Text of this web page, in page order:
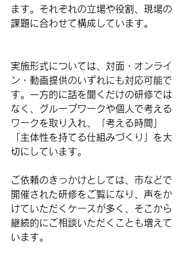
ます。それぞれの立場や役割、現場の
課題に合わせて構成しています。
実施形式については、 対面・オンライ
ン・動画提供のいずれにも対応可能で
す。一方的に話を聞くだけの研修では
なく、グループワークや個人で考える
ワークを取り入れ、「考える時間」
「主体性を持てる仕組みづくり」を大
切にしています。
ご依頼のきっかけとしては、 市などで
開催された研修をご覧になり、声をか
けていただくケース が多く、そこから
継続的にご相談いただくことも増えて
います。